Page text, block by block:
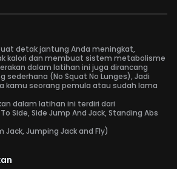
detak jantung Anda meningkat,
kalori dan membuat sistem metabolisme
dalam latihan ini juga dirancang
sederhana (No Squat No Lunges), Jadi
kamu seorang pemula atau sudah lama
dalam latihan ini terdiri dari
To Side, Side Jump And Jack, Standing Abs
Jack, Jumping Jack and Fly)